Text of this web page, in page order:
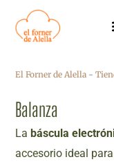
contenido
El Forner de Alella -
Balanza
Labáscula
accesorio ideal